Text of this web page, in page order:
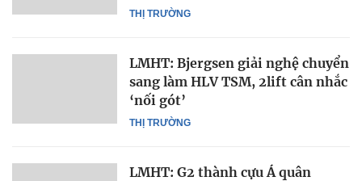
THỊ TRƯỜNG
THỊ TRƯỜNG
LMHT: Bjergsen giải nghệ chuyển
sang làm HLV TSM, 2lift cân nhắc
‘nối gót’
LMHT: G2 thành cựu Á quân